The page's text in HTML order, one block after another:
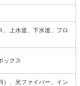
、上水道、下水道、フロ
ックス
）、光ファイバー、イン